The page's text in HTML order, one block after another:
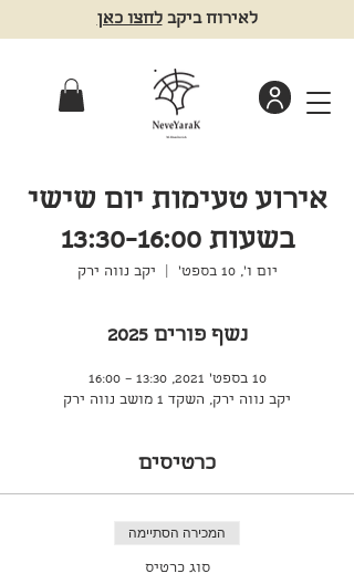
לאירוח ביקבלחצו כאן
אירוע טעימות יום שישי
בשעות 13:30-16:00
יום ו׳, 10 בספט׳ יקב נווה ירק
נשף פורים 2025
10 בספט׳ 2021, 13:30 – 16:00
יקב נווה ירק, השקד 1 מושב נווה ירק
כרטיסים
המכירה הסתיימה
סוג כרטיס